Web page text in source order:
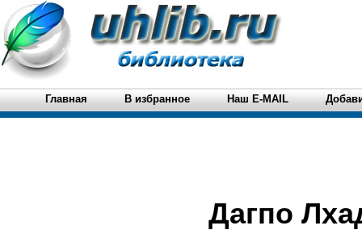
Главная В избранное Наш E-MAIL
Дагпо